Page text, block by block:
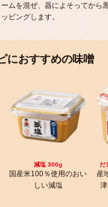
ムを混ぜ、器によそってから
ピングします。
におすすめの味噌
減塩 300g
国産米100％使用のおい
しい減塩
だ
産